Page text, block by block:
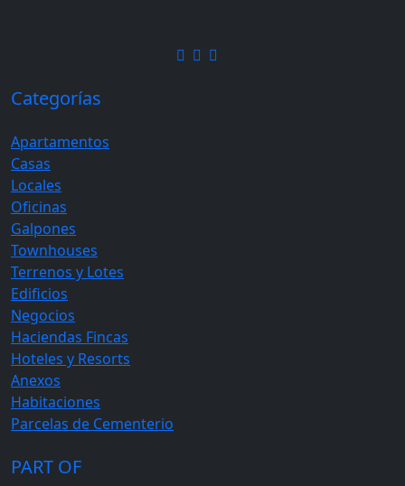
Categorías
Apartamentos
Casas
Locales
Oficinas
Galpones
Townhouses
Terrenos y Lotes
Edificios
Negocios
Haciendas Fincas
Hoteles y Resorts
Anexos
Habitaciones
Parcelas de Cementerio
PART OF